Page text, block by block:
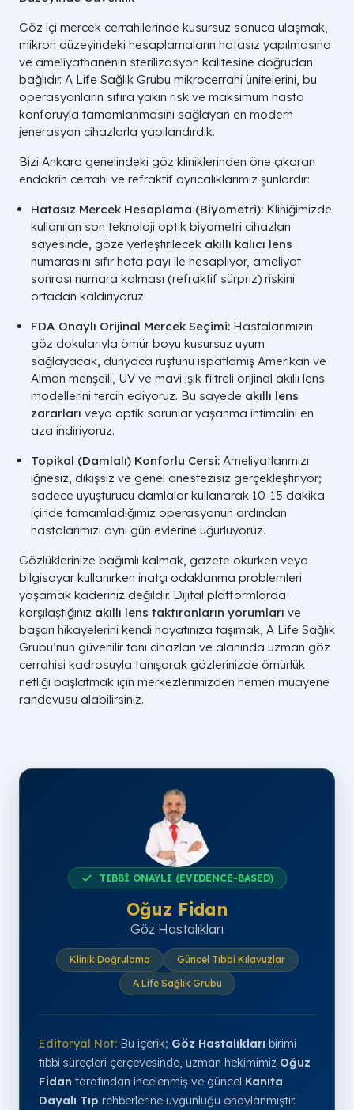
Göz içi mercek cerrahilerinde kusursuz sonuca ulaşmak,
mikron düzeyindeki hesaplamaların hatasız yapılmasına
ve ameliyathanenin sterilizasyon kalitesine doğrudan
bağlıdır. A Life Sağlık Grubu mikrocerrahi ünitelerini, bu
operasyonların sıfıra yakın risk ve maksimum hasta
konforuyla tamamlanmasını sağlayan en modern
jenerasyon cihazlarla yapılandırdık.
Bizi Ankara genelindeki göz kliniklerinden öne çıkaran
endokrin cerrahi ve refraktif ayrıcalıklarımız şunlardır:
Hatasız Mercek Hesaplama (Biyometri): Kliniğimizde
kullanılan son teknoloji optik biyometri cihazları
sayesinde, göze yerleştirilecek akıllı kalıcı lens
numarasını sıfır hata payı ile hesaplıyor, ameliyat
sonrası numara kalması (refraktif sürpriz) riskini
ortadan kaldırıyoruz.
FDA Onaylı Orijinal Mercek Seçimi: Hastalarımızın
göz dokularıyla ömür boyu kusursuz uyum
sağlayacak, dünyaca rüştünü ispatlamış Amerikan ve
Alman menşeili, UV ve mavi ışık filtreli orijinal akıllı lens
modellerini tercih ediyoruz. Bu sayede akıllı lens
zararları veya optik sorunlar yaşanma ihtimalini en
aza indiriyoruz.
Topikal (Damlalı) Konforlu Cersi: Ameliyatlarımızı
iğnesiz, dikişsiz ve genel anestezisiz gerçekleştiriyor;
sadece uyuşturucu damlalar kullanarak 10-15 dakika
içinde tamamladığımız operasyonun ardından
hastalarımızı aynı gün evlerine uğurluyoruz.
Gözlüklerinize bağımlı kalmak, gazete okurken veya
bilgisayar kullanırken inatçı odaklanma problemleri
yaşamak kaderiniz değildir. Dijital platformlarda
karşılaştığınız akıllı lens taktıranların yorumları ve
başarı hikayelerini kendi hayatınıza taşımak, A Life Sağlık
Grubu’nun güvenilir tanı cihazları ve alanında uzman göz
cerrahisi kadrosuyla tanışarak gözlerinizde ömürlük
netliği başlatmak için merkezlerimizden hemen muayene
randevusu alabilirsiniz.
TIBBİ ONAYLI (EVIDENCE-BASED)
Oğuz Fidan
Göz Hastalıkları
Klinik Doğrulama
Güncel Tıbbi Kılavuzlar
A Life Sağlık Grubu
Editoryal Not: Bu içerik; Göz Hastalıkları birimi
tıbbi süreçleri çerçevesinde, uzman hekimimiz Oğuz
Fidan tarafından incelenmiş ve güncel Kanıta
Dayalı Tıp rehberlerine uygunluğu onaylanmıştır.